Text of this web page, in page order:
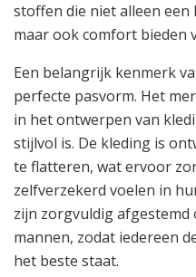
stoffen die niet alleen
maar ook comfort bieden
Een belangrijk kenmerk
perfecte pasvorm. Het
in het ontwerpen van
stijlvol is. De kleding is
te flatteren, wat ervoor
zelfverzekerd voelen in
zijn zorgvuldig afgestemd
mannen, zodat iedereen
het beste staat.